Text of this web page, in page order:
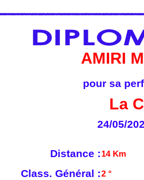
AMIRI
pour sa
La
24/05/
Distance : 14 Km
Class. Général :2 °